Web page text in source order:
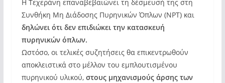
Η Τεχεράνη επαναβεβαιώνει τη δέσμευσή της στη
Συνθήκη Μη Διάδοσης Πυρηνικών Όπλων (NPT) και
δηλώνει ότι δεν επιδιώκει την κατασκευή
πυρηνικών όπλων.
Ωστόσο, οι τελικές συζητήσεις θα επικεντρωθούν
αποκλειστικά στο μέλλον του εμπλουτισμένου
πυρηνικού υλικού,στους μηχανισμούς άρσης των